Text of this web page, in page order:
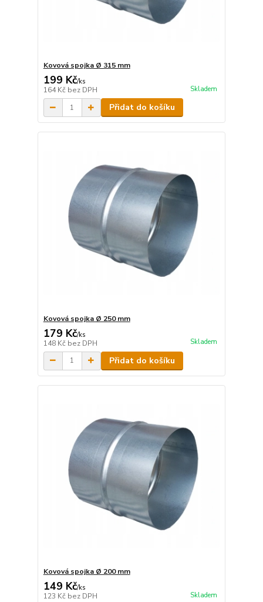
Kovová spojka Ø 315 mm
199 Kč/ks
164 Kč bez DPH Skladem
Přidat do košíku
Kovová spojka Ø 250 mm
179 Kč/ks
148 Kč bez DPH Skladem
Přidat do košíku
Kovová spojka Ø 200 mm
149 Kč/ks
123 Kč bez DPH Skladem